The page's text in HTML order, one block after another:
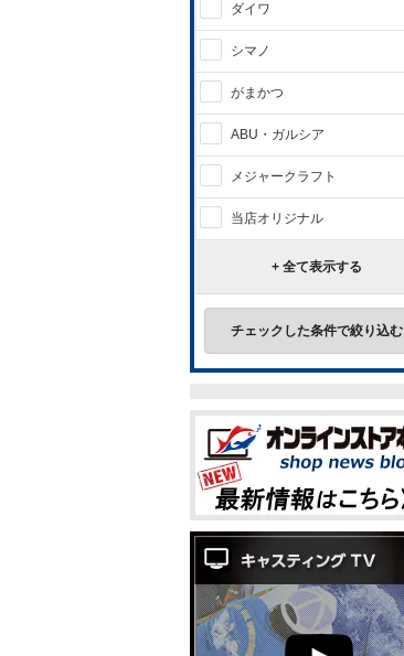
ダイワ
シマノ
がまかつ
ABU・ガルシア
メジャークラフト
当店オリジナル
+ 全て表示する
チェックした条件で絞り込む